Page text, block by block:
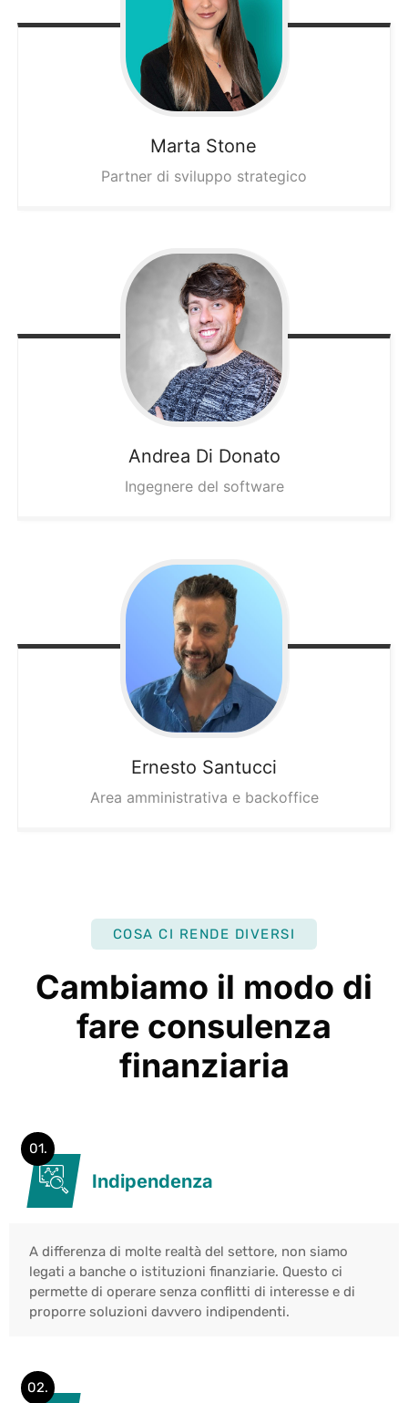
Marta Stone
Partner di sviluppo strategico
Andrea Di Donato
Ingegnere del software
Ernesto Santucci
Area amministrativa e backoffice
COSA CI RENDE DIVERSI
Cambiamo il modo di
fare consulenza
finanziaria
01.
Indipendenza
A differenza di molte realtà del settore, non siamo
legati a banche o istituzioni finanziarie. Questo ci
permette di operare senza conflitti di interesse e di
proporre soluzioni davvero indipendenti.
02.